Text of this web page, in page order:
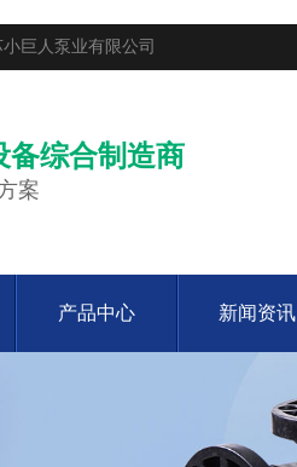
巨人泵业有限公司
备综合制造商
案
产品中心 新闻资讯